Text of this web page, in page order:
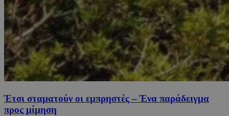
Έτσι σταματούν οι εμπρηστές – Ένα παράδειγμα
προς μίμηση